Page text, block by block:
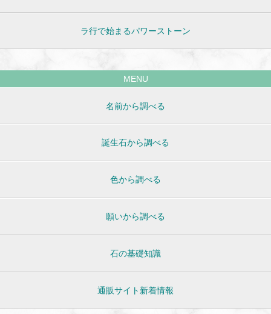
ラ行で始まるパワーストーン
MENU
名前から調べる
誕生石から調べる
色から調べる
願いから調べる
石の基礎知識
通販サイト新着情報